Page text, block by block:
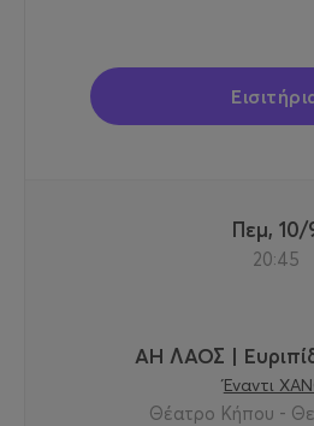
Πεμ, 10/
20:45
ΑΗ ΛΑΟΣ |
Έναντι
Θέατρο Κήπου -